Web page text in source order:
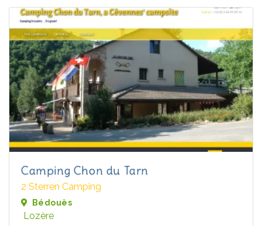
Camping Chon du Tarn
2 Sterren Camping
Bédouès
Lozère